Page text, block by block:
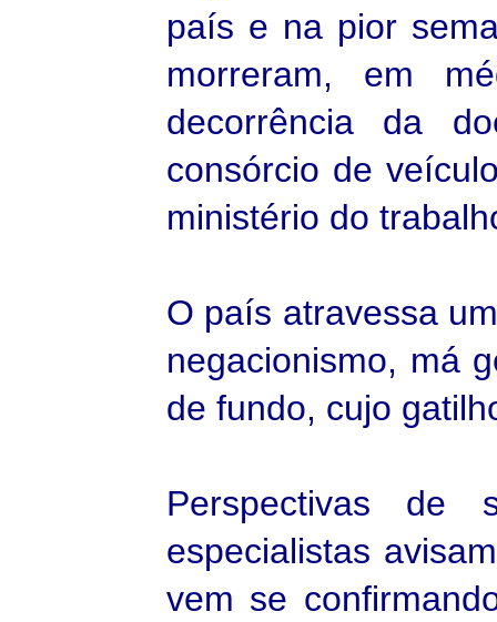
país e na pior
morreram, em
decorrência da
consórcio de
ministério do
O país atravessa
negacionismo, má
de fundo, cujo
Perspectivas de
especialistas
vem se